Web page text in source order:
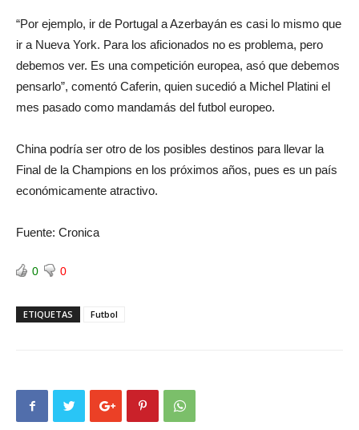
“Por ejemplo, ir de Portugal a Azerbayán es casi lo mismo que
ir a Nueva York. Para los aficionados no es problema, pero
debemos ver. Es una competición europea, asó que debemos
pensarlo”, comentó Caferin, quien sucedió a Michel Platini el
mes pasado como mandamás del futbol europeo.
China podría ser otro de los posibles destinos para llevar la
Final de la Champions en los próximos años, pues es un país
económicamente atractivo.
Fuente: Cronica
0 0
ETIQUETAS Futbol